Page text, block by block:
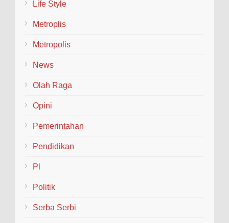
Life Style
Metroplis
Metropolis
News
Olah Raga
Opini
Pemerintahan
Pendidikan
Pl
Politik
Serba Serbi